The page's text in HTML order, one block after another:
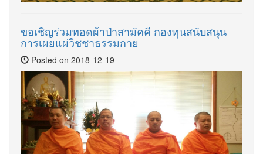
ขอเชิญร่วมทอดผ้าป่าสามัคคี กองทุนสนับสนุน
การเผยแผ่วิชชาธรรมกาย
Posted on 2018-12-19